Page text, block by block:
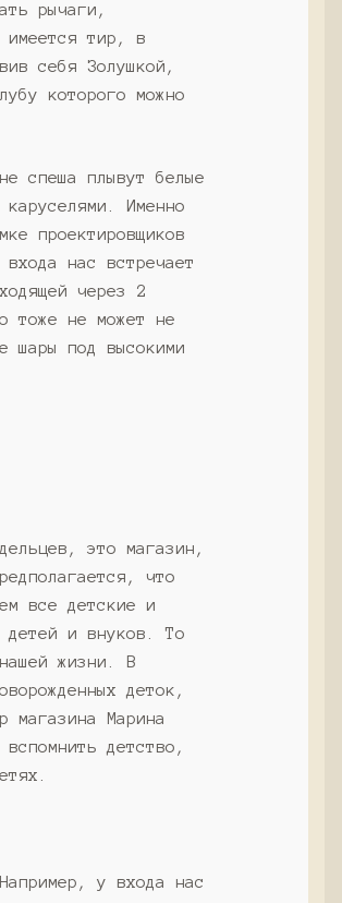
рычаги,
имеется тир, в
себя Золушкой,
которого можно
спеша плывут белые
Именно
проектировщиков
нас встречает
через 2
тоже не может не
шары под высокими
это магазин,
что
все детские и
детей и внуков. То
жизни. В
деток,
магазина Марина
детство,
у входа нас